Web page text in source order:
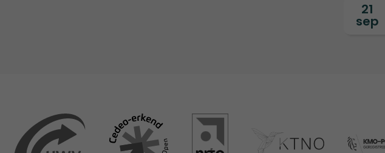
21
sep